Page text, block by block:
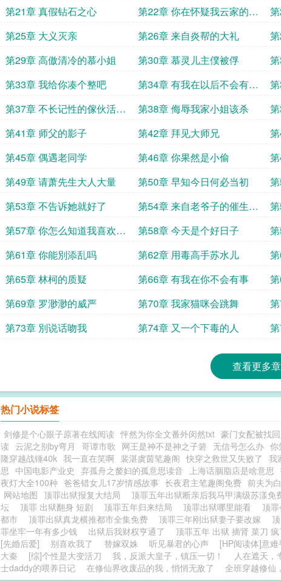
应
第21章 真假钻石之心
第22章 你在怀疑我云家的实
力
第25章 大义灭亲
第26章 来自炎帮的大礼
第29章 高傲清冷的慕小姐
第30章 慕灵儿主僕被俘
第33章 我给你凑个整吧
第34章 有我在以后不会有人
欺负你了
第37章 不长记性的傢伙活该
被打
第38章 侮辱我家小姐该杀
第41章 师父的影子
第42章 拜见大师兄
第45章 偶遇老同学 第46章 你果然是小偷
第49章 请萧先生大人大量
第50章 早知今日何必当初
第53章 不告诉她就好了
第54章 来自老爷子的催生压
力
第57章 你怎么知道我喜欢艺
术
第58章 今天是个好日子
第61章 你能別添乱吗 第62章 用毒高手苏水儿
第65章 林柯的质疑
第66章 有我在你不会有事
第69章 罗渺渺的威严
第70章 我家猫咪会跳舞
第73章 別说话吻我
第74章 又一个下毒的人
查看更多
热门小说标签
剑修是个心眼子原著在线阅读 怦然为你全文番外闵然txt 豪门女配被找
读 云泥之别by弯月 哥谭市歌 网王是神不是神之子箬 无信号怎么办 你
隆穿越战锤40k 我一直在笑啊 裴湛虞茵笔趣阁 快穿之救世又失败了 我
思 中国电影产业史 弃孤舟之嫠妇的孤意思读音 上海话胭脂店是啥意思
夜灯大全100种 爸爸错女儿17岁情感故事 长夜君主笔趣阁免费 前夫为
网站地图 顶罪出狱报复大结局 顶罪五年出狱断亲后我马甲满级苏漾免
坛
顶罪 出狱翻身 短剧 顶罪五年归来结局 顶罪出狱哪里能看 顶
都市
顶罪出狱真龙横推都市全集免费 顶罪三年刚出狱妻子要改嫁
罪坐牢一年有多少钱
出狱后我财权亨通了 顶罪五年 出狱 摘肾 菜刀
[先婚后爱]
别喜欢我了 替嫁双姝 听见暴君的心声 [HP阅读体]意
大秦
[综]个性是大变活刀 我，反派大皇子，镇压一切！ 人在遮天，
士daddy的喂养日记
在修仙界收废品的我，悄悄无敌了 全班穿越修仙